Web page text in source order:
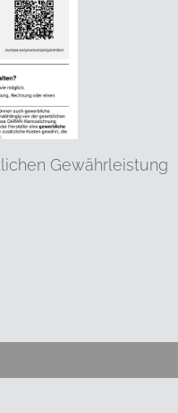
Gewährleistung